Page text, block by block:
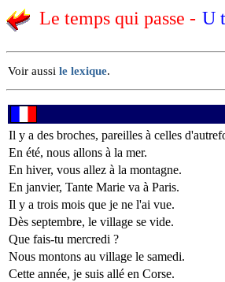
Le temps qui passe - U
Voir aussi le lexique.
Il y a des broches, pareilles à celles
En été, nous allons à la mer.
En hiver, vous allez à la montagne.
En janvier, Tante Marie va à Paris.
Il y a trois mois que je ne l'ai vue.
Dès septembre, le village se vide.
Que fais-tu mercredi ?
Nous montons au village le samedi.
Cette année, je suis allé en Corse.